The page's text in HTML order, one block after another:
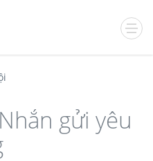
gửi yêu